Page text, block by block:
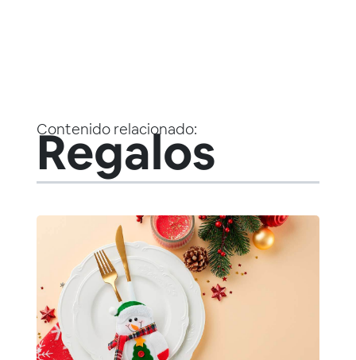
Contenido relacionado:
Regalos